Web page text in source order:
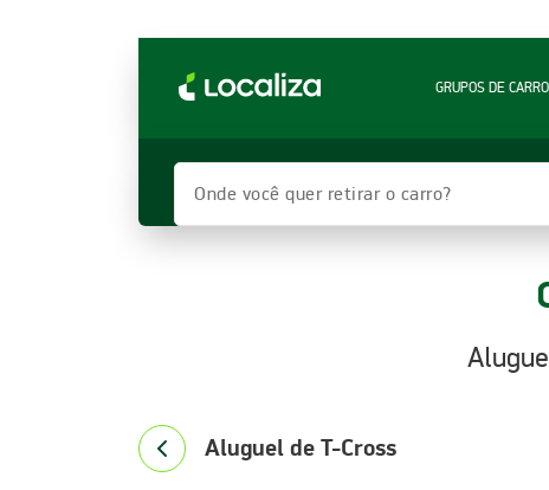
GRUPOS DE
Onde você quer retirar o carro?
Aluguel de T-Cross